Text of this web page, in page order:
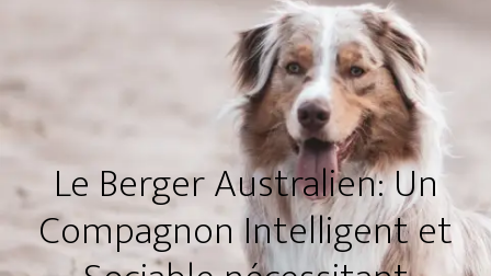
Le Berger Australien: Un
Compagnon Intelligent et